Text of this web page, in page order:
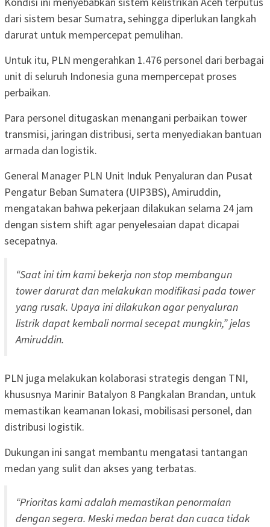
dari sistem besar Sumatra, sehingga diperlukan langkah
darurat untuk mempercepat pemulihan.
Untuk itu, PLN mengerahkan 1.476 personel dari berbagai
unit di seluruh Indonesia guna mempercepat proses
perbaikan.
Para personel ditugaskan menangani perbaikan tower
transmisi, jaringan distribusi, serta menyediakan bantuan
armada dan logistik.
General Manager PLN Unit Induk Penyaluran dan Pusat
Pengatur Beban Sumatera (UIP3BS), Amiruddin,
mengatakan bahwa pekerjaan dilakukan selama 24 jam
dengan sistem shift agar penyelesaian dapat dicapai
secepatnya.
“Saat ini tim kami bekerja non stop membangun
tower darurat dan melakukan modifikasi pada tower
yang rusak. Upaya ini dilakukan agar penyaluran
listrik dapat kembali normal secepat mungkin,” jelas
Amiruddin.
PLN juga melakukan kolaborasi strategis dengan TNI,
khususnya Marinir Batalyon 8 Pangkalan Brandan, untuk
memastikan keamanan lokasi, mobilisasi personel, dan
distribusi logistik.
Dukungan ini sangat membantu mengatasi tantangan
medan yang sulit dan akses yang terbatas.
“Prioritas kami adalah memastikan penormalan
dengan segera. Meski medan berat dan cuaca tidak